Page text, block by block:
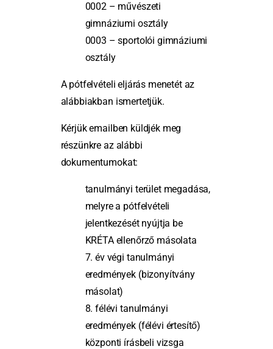
0002 – művészeti
gimnáziumi osztály
0003 – sportolói gimnáziumi
osztály
A pótfelvételi eljárás menetét az
alábbiakban ismertetjük.
Kérjük emailben küldjék meg
részünkre az alábbi
dokumentumokat:
tanulmányi terület megadása,
melyre a pótfelvételi
jelentkezését nyújtja be
KRÉTA ellenőrző másolata
7. év végi tanulmányi
eredmények (bizonyítvány
másolat)
8. félévi tanulmányi
eredmények (félévi értesítő)
központi írásbeli vizsga